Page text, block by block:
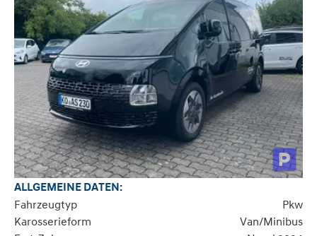
ALLGEMEINE DATEN:
Fahrzeugtyp
Pkw
Karosserieform
Van/Minibus